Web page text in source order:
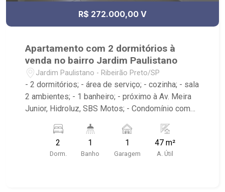
R$ 272.000,00 V
Apartamento com 2 dormitórios à
venda no bairro Jardim Paulistano
Jardim Paulistano - Ribeirão Preto/SP
- 2 dormitórios; - área de serviço; - cozinha; - sala
2 ambientes; - 1 banheiro; - próximo à Av. Meira
Junior, Hidroluz, SBS Motos; - Condomínio com
esportes, playground, churrasqueira, pet place
entre outros
2
Dorm.
1
Banho
1
Garagem
47 m²
A. Útil